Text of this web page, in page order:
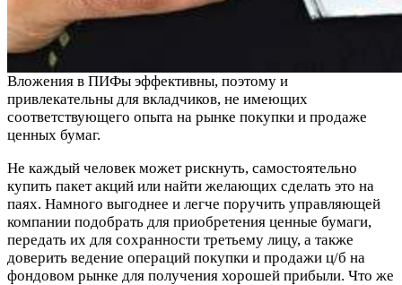
Вложения в ПИФы эффективны, поэтому и
привлекательны для вкладчиков, не имеющих
соответствующего опыта на рынке покупки и продаже
ценных бумаг.
Не каждый человек может рискнуть, самостоятельно
купить пакет акций или найти желающих сделать это на
паях. Намного выгоднее и легче поручить управляющей
компании подобрать для приобретения ценные бумаги,
передать их для сохранности третьему лицу, а также
доверить ведение операций покупки и продажи ц/б на
фондовом рынке для получения хорошей прибыли. Что же